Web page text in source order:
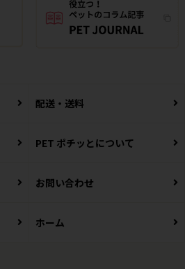
配送・送料
PET ポチッとについて
お問い合わせ
ホーム